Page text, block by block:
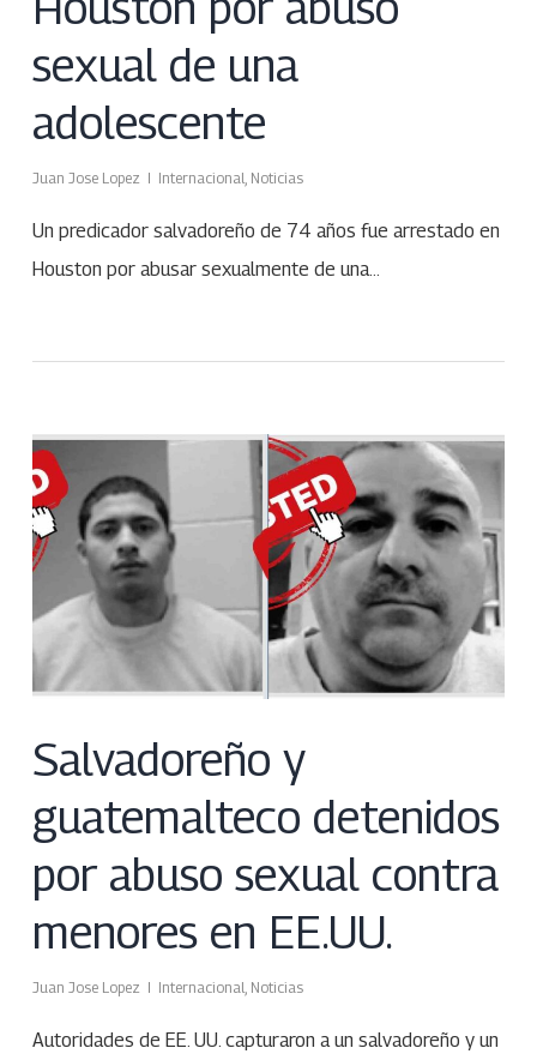
sexual de una
adolescente
Juan Jose Lopez Internacional Noticias
Un predicador salvadoreño de 74 años fue arrestado en
Houston por abusar sexualmente de una…
Salvadoreño y
guatemalteco detenidos
por abuso sexual contra
menores en EE.UU.
Juan Jose Lopez Internacional, Noticias
Autoridades de EE. UU. capturaron a un salvadoreño y un